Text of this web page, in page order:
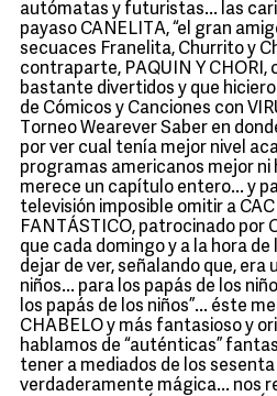
autómatas y futuristas... las
payaso CANELITA, “el gran
secuaces Franelita, Churrito y
contraparte, PAQUIN Y CHORI,
bastante divertidos y que
de Cómicos y Canciones con
Torneo Wearever Saber en
por ver cual tenía mejor nivel
programas americanos mejor
merece un capítulo entero... y
televisión imposible omitir a
FANTÁSTICO, patrocinado por
que cada domingo y a la hora
dejar de ver, señalando que, era
niños... para los papás de los
los papás de los niños”... éste
CHABELO y más fantasioso y
hablamos de “auténticas”
tener a mediados de los sesenta
verdaderamente mágica... nos